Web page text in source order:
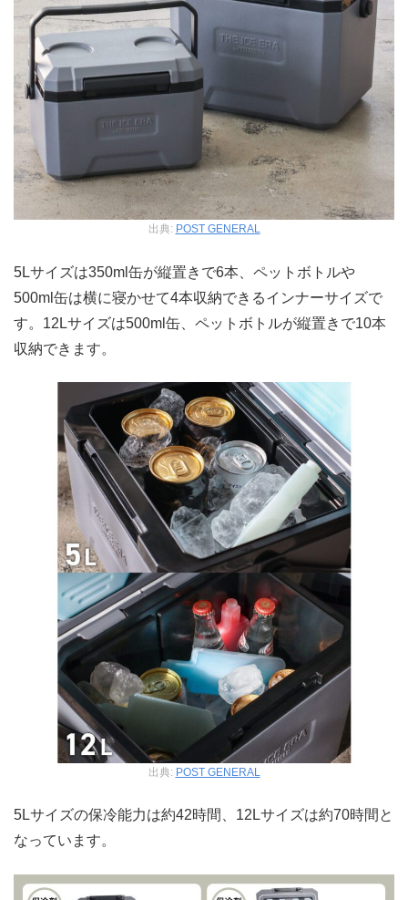
出典: POST GENERAL
5Lサイズは350ml缶が縦置きで6本、ペットボトルや
500ml缶は横に寝かせて4本収納できるインナーサイズで
す。12Lサイズは500ml缶、ペットボトルが縦置きで10本
収納できます。
出典: POST GENERAL
5Lサイズの保冷能力は約42時間、12Lサイズは約70時間と
なっています。